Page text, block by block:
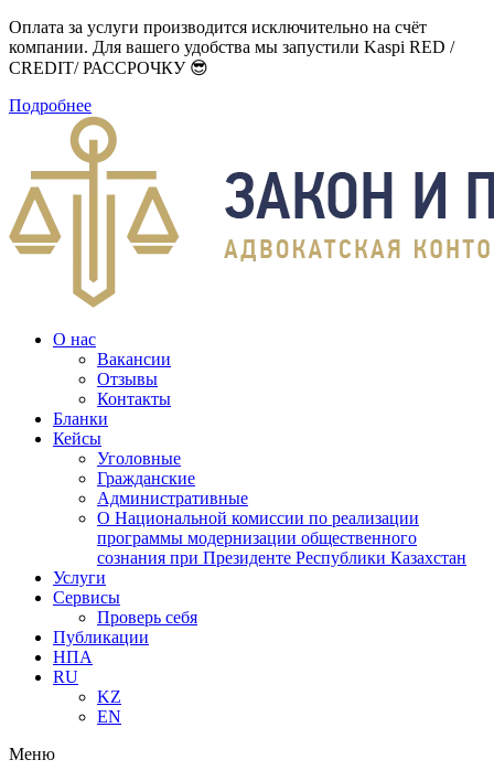
Оплата за услуги производится исключительно на счёт
компании. Для вашего удобства мы запустили Kaspi RED /
CREDIT/ РАССРОЧКУ 😎
Подробнее
О нас
Вакансии
Отзывы
Контакты
Бланки
Кейсы
Уголовные
Гражданские
Административные
О Национальной комиссии по реализации
программы модернизации общественного
сознания при Президенте Республики Казахстан
Услуги
Сервисы
Проверь себя
Публикации
НПА
RU
KZ
EN
Меню